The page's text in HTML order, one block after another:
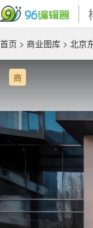
首页 > 商业图库 > 北京
商